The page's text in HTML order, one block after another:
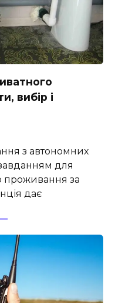
вибір і
з автономних
для
проживання за
дає